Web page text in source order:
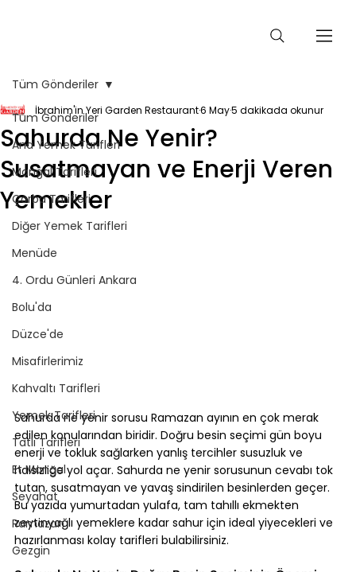
Tüm Gönderiler
Ana Yemek Tarifleri
Mangal Tarifleri
Çorba Tarifleri
Diğer Yemek Tarifleri
Menüde
4. Ordu Günleri Ankara
Bolu'da
Düzce'de
Misafirlerimiz
Kahvaltı Tarifleri
Yemek Tarifleri
Tatlı Tarifleri
Et Mangal
Seyahat
Ramazan
Gezgin
Tüm Gönderiler
Sahurda Ne Yenir?
Susatmayan ve Enerji Veren
Yemekler
İbrahim'in Yeri Garden Restaurant6 May5 dakikada okunur
Sahurda ne yenir sorusu Ramazan ayının en çok merak
edilen konularından biridir. Doğru besin seçimi gün boyu
enerji ve tokluk sağlarken yanlış tercihler susuzluk ve
halsizliğe yol açar. Sahurda ne yenir sorusunun cevabı tok
tutan, susatmayan ve yavaş sindirilen besinlerden geçer.
Bu yazıda yumurtadan yulafa, tam tahıllı ekmekten
zeytinyağlı yemeklere kadar sahur için ideal yiyecekleri ve
hazırlanması kolay tarifleri bulabilirsiniz.